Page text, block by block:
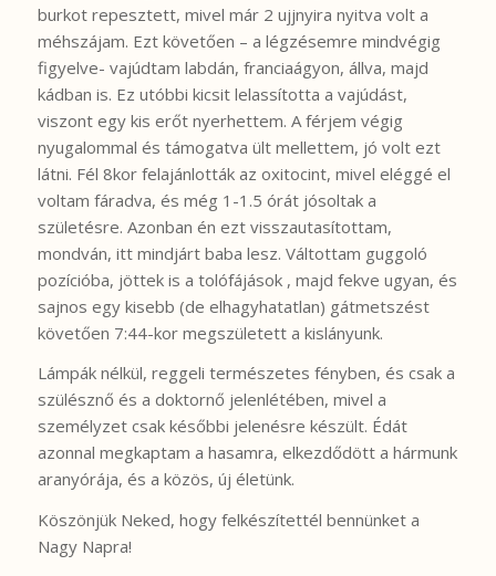
burkot repesztett, mivel már 2 ujjnyira nyitva volt a
méhszájam. Ezt követően – a légzésemre mindvégig
figyelve- vajúdtam labdán, franciaágyon, állva, majd
kádban is. Ez utóbbi kicsit lelassította a vajúdást,
viszont egy kis erőt nyerhettem. A férjem végig
nyugalommal és támogatva ült mellettem, jó volt ezt
látni. Fél 8kor felajánlották az oxitocint, mivel eléggé el
voltam fáradva, és még 1-1.5 órát jósoltak a
születésre. Azonban én ezt visszautasítottam,
mondván, itt mindjárt baba lesz. Váltottam guggoló
pozícióba, jöttek is a tolófájások , majd fekve ugyan, és
sajnos egy kisebb (de elhagyhatatlan) gátmetszést
követően 7:44-kor megszületett a kislányunk.
Lámpák nélkül, reggeli természetes fényben, és csak a
szülésznő és a doktornő jelenlétében, mivel a
személyzet csak későbbi jelenésre készült. Édát
azonnal megkaptam a hasamra, elkezdődött a hármunk
aranyórája, és a közös, új életünk.
Köszönjük Neked, hogy felkészítettél bennünket a
Nagy Napra!